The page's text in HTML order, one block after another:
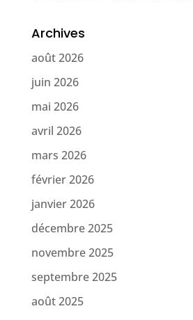
Archives
août 2026
juin 2026
mai 2026
avril 2026
mars 2026
février 2026
janvier 2026
décembre 2025
novembre 2025
septembre 2025
août 2025